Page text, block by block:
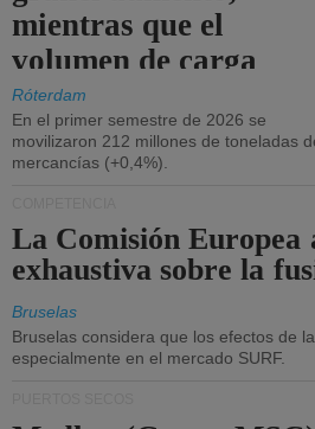
mientras que el
volumen de carga
general disminuyó.
Róterdam
En el primer semestre de 2026 se
movilizaron 212 millones de toneladas
mercancías (+0,4%).
La Comisión Europea
exhaustiva sobre la
Bruselas
Bruselas considera que los efectos de
especialmente en el mercado SURF.